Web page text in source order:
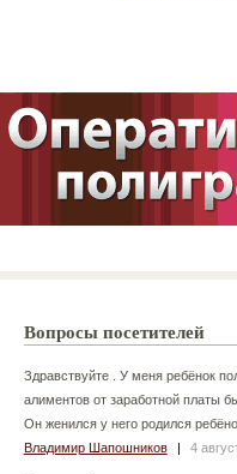
Вопросы посетителей
Здравствуйте . У меня ребёнок
алиментов от заработной платы
Он женился у него родился
Владимир Шапошников
| 4